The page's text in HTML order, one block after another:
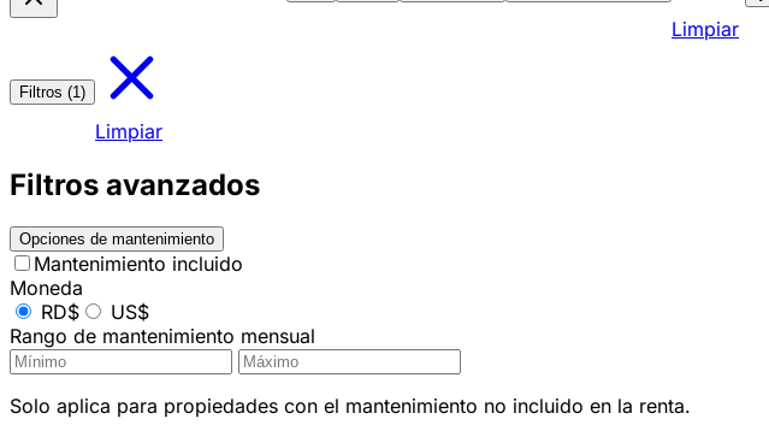
Limpiar
Filtros (1)
Limpiar
Filtros avanzados
Opciones de mantenimiento
Mantenimiento incluido
Moneda
RD$
US$
Rango de mantenimiento mensual
Solo aplica para propiedades con el mantenimiento no incluido en la renta.